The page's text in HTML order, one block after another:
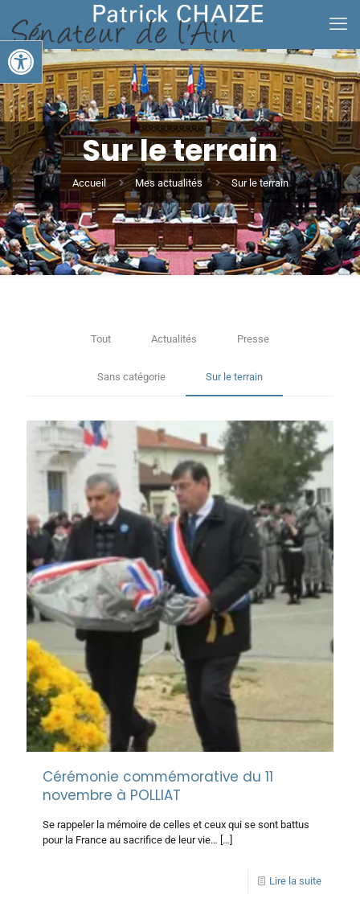
Ouvrir la barre d’outils
Sur le terrain
Accueil Mes actualités Sur le terrain
Tout Actualités Presse
Sans catégorie Sur le terrain
Cérémonie commémorative du 11
novembre à POLLIAT
Se rappeler la mémoire de celles et ceux qui se sont battus
pour la France au sacrifice de leur vie… […]
Lire la suite